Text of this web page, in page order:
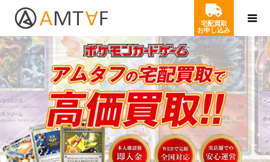
宅配買取
お申し込み